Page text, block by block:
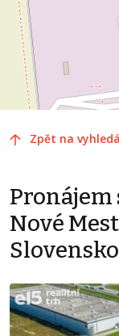
Zpět na
Pronájem
Nové
Slovensko